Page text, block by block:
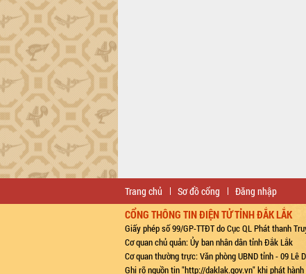
Trang chủ Sơ đồ cổng Đăng nhập
CỔNG THÔNG TIN ĐIỆN TỬ TỈNH ĐẮK LẮK
Giấy phép số 99/GP-TTĐT do Cục QL Phát thanh
Cơ quan chủ quản: Ủy ban nhân dân tỉnh Đắk Lắk
Cơ quan thường trực: Văn phòng UBND tỉnh - 09 Lê
Ghi rõ nguồn tin "http://daklak.gov.vn" khi phát